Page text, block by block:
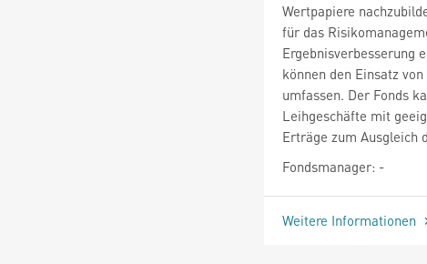
Wertpapiere
für das
Ergebnisverbesserung
können den Einsatz
umfassen. Der Fonds
Leihgeschäfte mit
Erträge zum Ausgleich
Fondsmanager: -
Weitere Informationen